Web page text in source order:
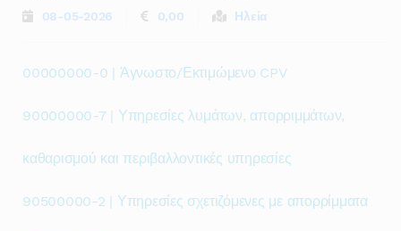
08-05-2026 0,00 Ηλεία
00000000-0 | Άγνωστο/Εκτιμώμενο CPV
90000000-7 | Υπηρεσίες λυμάτων, απορριμμάτων,
καθαρισμού και περιβαλλοντικές υπηρεσίες
90500000-2 | Υπηρεσίες σχετιζόμενες με απορρίμματα